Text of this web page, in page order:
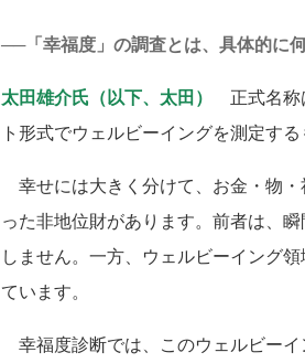
──「幸福度」の調査とは、具体的に
太田雄介氏（以下、太田）
正式名称
ト形式でウェルビーイングを測定す
幸せには大きく分けて、お金・物
った非地位財があります。前者は、
しません。一方、ウェルビーイング
ています。
幸福度診断では、このウェルビー